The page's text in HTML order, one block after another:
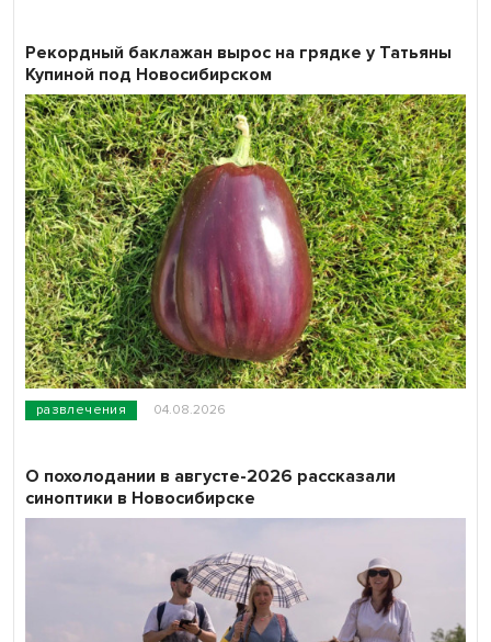
развлечения 04.08.2026
Рекордный баклажан вырос на грядке у Татьяны
Купиной под Новосибирском
О похолодании в августе-2026 рассказали
синоптики в Новосибирске